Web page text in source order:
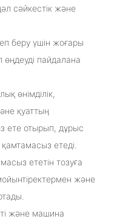
сәйкестік және
беру үшін жоғары
пайдалана
өнімділік,
қуаттың
ете отырып, дұрыс
етеді.
ететін тозуға
және
және машина